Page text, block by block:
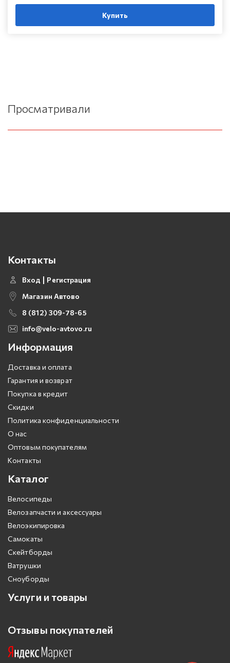
Купить
Просматривали
Контакты
Вход
Регистрация
Магазин Автово
8 (812) 309-78-65
info@velo-avtovo.ru
Информация
Доставка и оплата
Гарантия и возврат
Покупка в кредит
Скидки
Политика конфиденциальности
О нас
Оптовым покупателям
Контакты
Каталог
Велосипеды
Велозапчасти и аксессуары
Велоэкипировка
Самокаты
Скейтборды
Ватрушки
Сноуборды
Услуги и товары
Отзывы покупателей